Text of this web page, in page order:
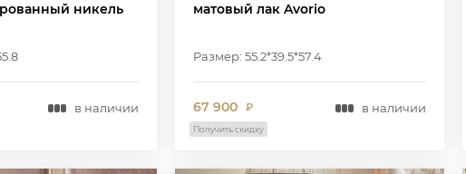
никель
в наличии
матовый лак Avorio
Размер: 55.2*39.5*57.4
67 900 ₽ в наличии
Получить скидку